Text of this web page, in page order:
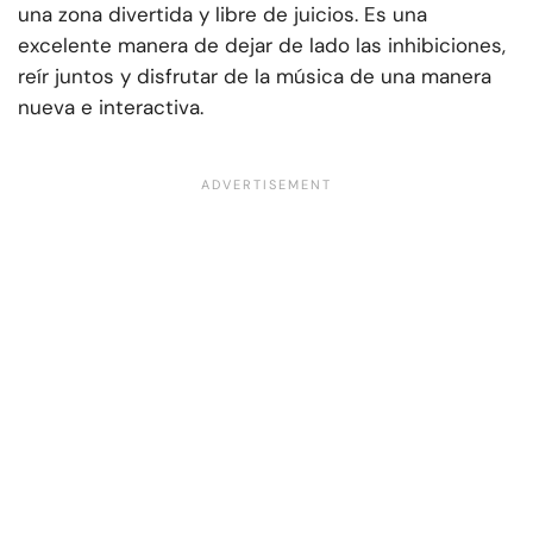
una zona divertida y libre de juicios. Es una
excelente manera de dejar de lado las inhibiciones,
reír juntos y disfrutar de la música de una manera
nueva e interactiva.